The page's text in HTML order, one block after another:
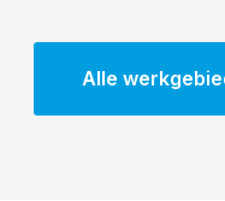
Alle